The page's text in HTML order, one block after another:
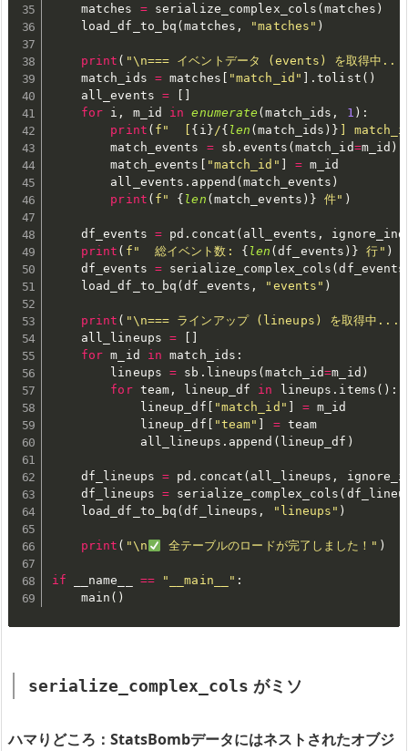
    matches
= serialize_complex_cols (matches )
    load_df_to_bq
(matches , "matches" )
print ( "\n=== イベントデータ (events) を取得中
    match_ids
= matches "match_id" .tolist ( )
    all_events
=
for i , m_id in enumerate (match_ids , 1 ) :
print ( f"  [ { i }/{ len (match_ids ) }
]
        match_events
= sb .events ( match_id=m_id )
        match_events
"match_id" = m_id
        all_events
. append (match_events )
print ( f" { len ( match_events ) } 件" )
    df_events
= pd . concat ( all_events ,
print ( f"  総イベント数: { len (df_events ) } 行" )
    df_events
= serialize_complex_cols (df_events
    load_df_to_bq
(df_events , "events" )
print ( "\n=== ラインアップ (lineups) を取得中...
    all_lineups
=
for m_id in match_ids :
        lineups
= sb . lineups (match_id=m_id )
for team , lineup_df in lineups . items ( ) :
            lineup_df
"match_id" = m_id
            lineup_df
"team" = team
            all_lineups
. append ( lineup_df )
    df_lineups
= pd . concat ( all_lineups ,
    df_lineups
= serialize_complex_cols (
    load_df_to_bq
(df_lineups , "lineups" )
print ( "\n 全テーブルのロードが完了しました！" )
if __name__ == "__main__" :
    main
( )
serialize_complex_cols がミソ
ハマりどころ：StatsBombデータにはネストされたオブジ